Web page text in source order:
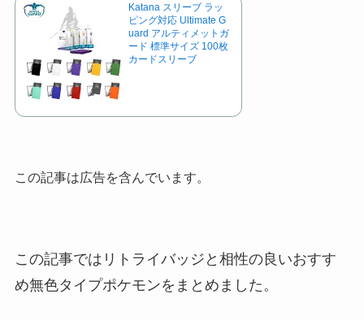
Katana スリーブ ラッ
ピング対応 Ultimate G
uard アルティメットガ
ード 標準サイズ 100枚
カードスリーブ
この記事は広告を含んでいます。
この記事ではリトライバッジと相性の良いおすす
め無色タイプポケモンをまとめました。